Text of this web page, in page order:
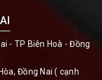
- TP Biên Hoà - Đồng
Đồng Nai ( cạnh